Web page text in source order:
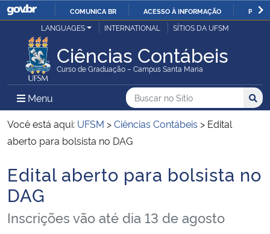
IR
O
COMUNICA BR ACESSO À INFORMAÇÃO
Ministério da Justiça e Segurança Pública
Ministério da Defesa
Ministério das Relações Exteriores
Ministério da Infraestrutura
Ministério da Agricultura, Pecuária e Abastecimento
LANGUAGES INTERNATIONAL SÍTIOS DA UFSM
Ciências Contábeis
Curso de Graduação – Campus Santa Maria
Menu Menu Principal do Sítio
Busca
Buscar no no Sítio
Busca:
Você está aqui: UFSM >Ciências Contábeis > Edital
aberto para bolsista no DAG
Início do conteúdo
Edital aberto para bolsista no
DAG
Inscrições vão até dia 13 de agosto